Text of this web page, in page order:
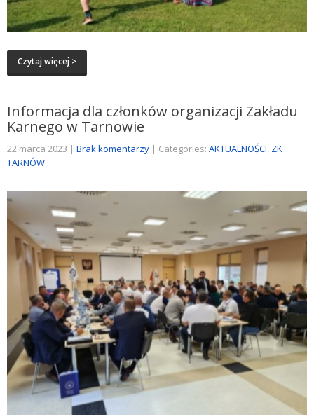
Czytaj więcej >
Informacja dla członków organizacji Zakładu
Karnego w Tarnowie
22 marca 2023 | Brak komentarzy | Categories: AKTUALNOŚCI, ZK
TARNÓW